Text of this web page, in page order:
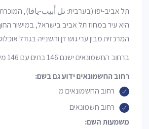
תל אביב-יפו (בערבית: تل أَبيب-يافا),
היא עיר במחוז תל אביב בישראל, במישור
המרכזית מבין ערי גוש דן והשנייה בגודל
ברחוב החשמונאים ישנם 146 בתים עם 146 מיקודים שונים.
רחוב החשמונאים ידוע גם בשם:
רחוב החשמונאים מ
רחוב חשמונאים
משמעות השם: